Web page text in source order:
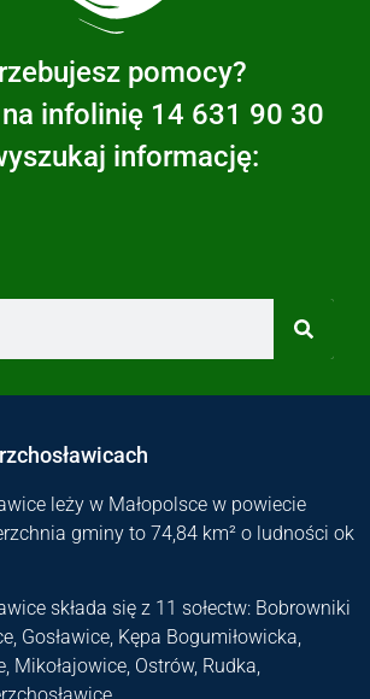
pomocy?
infolinię 14 631 90 30
informację:
leży w Małopolsce w powiecie
gminy to 74,84 km² o ludności ok
składa się z 11 sołectw: Bobrowniki
Gosławice, Kępa Bogumiłowicka,
Mikołajowice, Ostrów, Rudka,